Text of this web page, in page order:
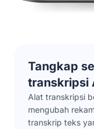
Tangkap
transkripsi
Alat transkripsi
mengubah
transkrip teks